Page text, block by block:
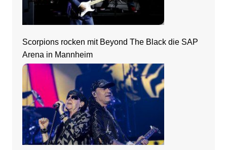
Scorpions rocken mit Beyond The Black die SAP
Arena in Mannheim